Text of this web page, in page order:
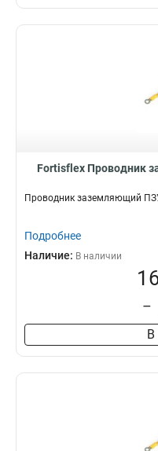
Fortisflex Проводник
Проводник заземляющий
Подробнее
Наличие: В наличии
–
В